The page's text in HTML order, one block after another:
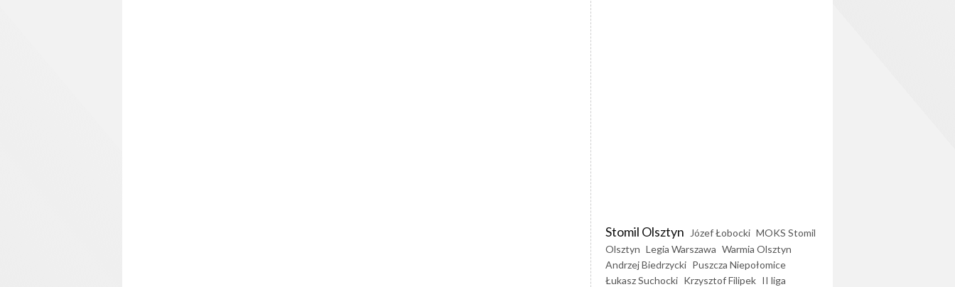
Stomil Olsztyn Józef Łobocki MOKS Stomil
Olsztyn Legia Warszawa Warmia Olsztyn
Andrzej Biedrzycki Puszcza Niepołomice
Łukasz Suchocki Krzysztof Filipek II liga